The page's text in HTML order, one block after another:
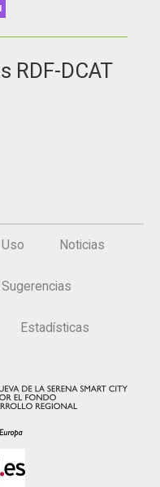
RDF-DCAT
Noticias
Sugerencias
Estadísticas